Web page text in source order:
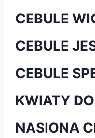
CEBULE
CEBULE
CEBULE
KWIATY
NASIONA